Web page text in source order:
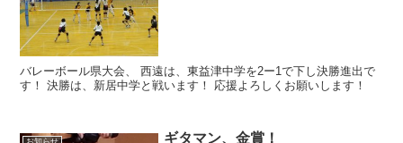
バレーボール県大会、 西遠は、東益津中学を2ー1で下し決勝進出で
す！ 決勝は、新居中学と戦います！ 応援よろしくお願いします！
お知らせ ギタマン、金賞！